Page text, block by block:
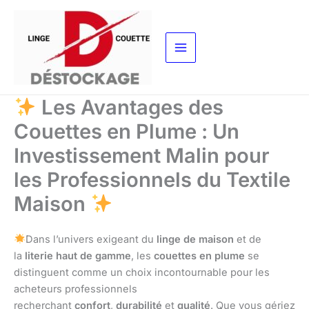
contenu
Les Avantages des
Couettes en Plume : Un
Investissement Malin pour
les Professionnels du Textile
Maison
Dans l’univers exigeant du linge de maison et de
la literie haut de gamme, les couettes en plume se
distinguent comme un choix incontournable pour les
acheteurs professionnels
recherchant confort, durabilité et qualité. Que vous gériez